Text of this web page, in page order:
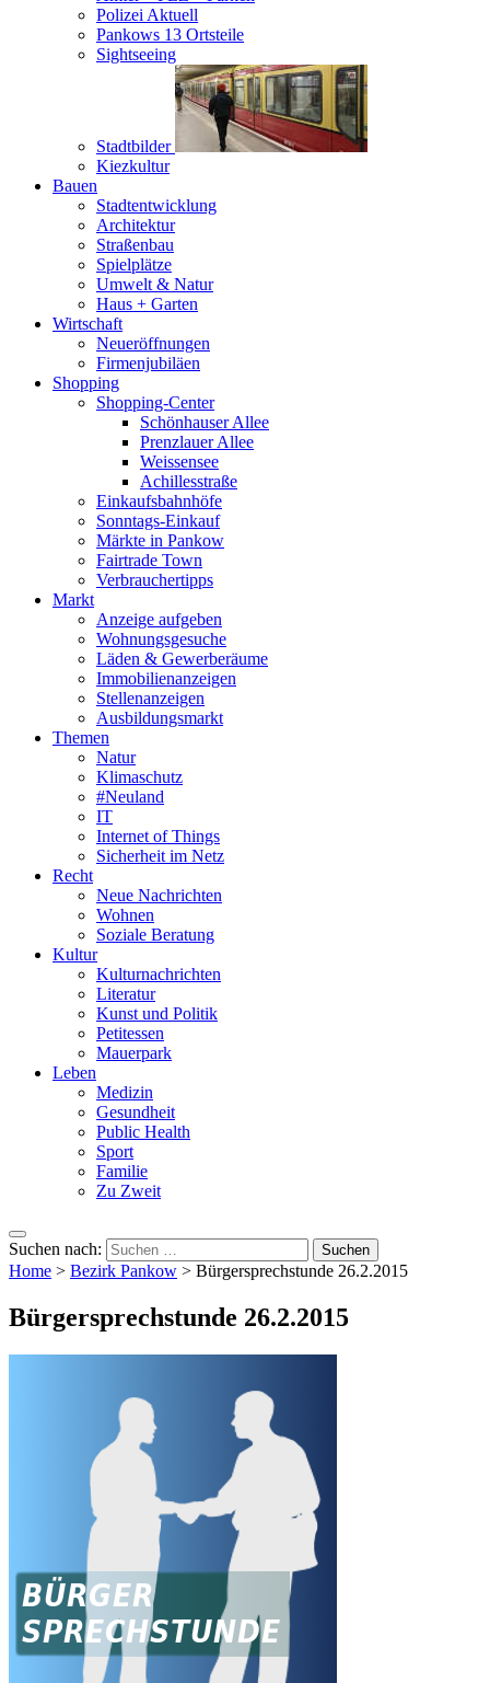
Polizei Aktuell
Pankows 13 Ortsteile
Sightseeing
Stadtbilder
Kiezkultur
Bauen
Stadtentwicklung
Architektur
Straßenbau
Spielplätze
Umwelt & Natur
Haus + Garten
Wirtschaft
Neueröffnungen
Firmenjubiläen
Shopping
Shopping-Center
Schönhauser Allee
Prenzlauer Allee
Weissensee
Achillesstraße
Einkaufsbahnhöfe
Sonntags-Einkauf
Märkte in Pankow
Fairtrade Town
Verbrauchertipps
Markt
Anzeige aufgeben
Wohnungsgesuche
Läden & Gewerberäume
Immobilienanzeigen
Stellenanzeigen
Ausbildungsmarkt
Themen
Natur
Klimaschutz
#Neuland
IT
Internet of Things
Sicherheit im Netz
Recht
Neue Nachrichten
Wohnen
Soziale Beratung
Kultur
Kulturnachrichten
Literatur
Kunst und Politik
Petitessen
Mauerpark
Leben
Medizin
Gesundheit
Public Health
Sport
Familie
Zu Zweit
Suchen nach:
Home > Bezirk Pankow > Bürgersprechstunde 26.2.2015
Bürgersprechstunde 26.2.2015